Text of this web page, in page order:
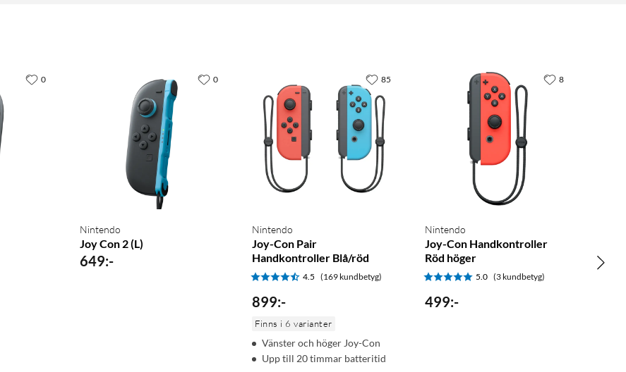
0
Nintendo
Joy Con 2 (L)
649:-
0
Nintendo
Joy-Con Pair
Handkontroller Blå/röd
4.5 (169 kundbetyg)
899:-
Finns i 6 varianter
Vänster och höger Joy-Con
Upp till 20 timmar batteritid
85
Nintendo
Joy-Con Handkontroller
Röd höger
5.0 (3 kundbetyg)
499:-
8